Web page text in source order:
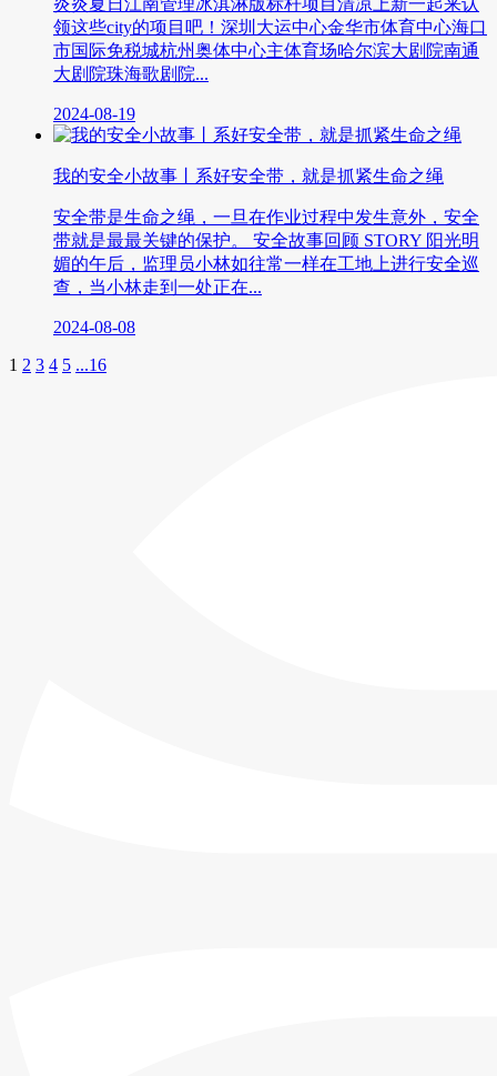
炎炎夏日江南管理冰淇淋版标杆项目清凉上新一起来认
领这些city的项目吧！深圳大运中心金华市体育中心海口
市国际免税城杭州奥体中心主体育场哈尔滨大剧院南通
大剧院珠海歌剧院...
2024-08-19
我的安全小故事丨系好安全带，就是抓紧生命之绳
安全带是生命之绳，一旦在作业过程中发生意外，安全
带就是最最关键的保护。 安全故事回顾 STORY 阳光明
媚的午后，监理员小林如往常一样在工地上进行安全巡
查，当小林走到一处正在...
2024-08-08
1 2 3 4 5 ...16